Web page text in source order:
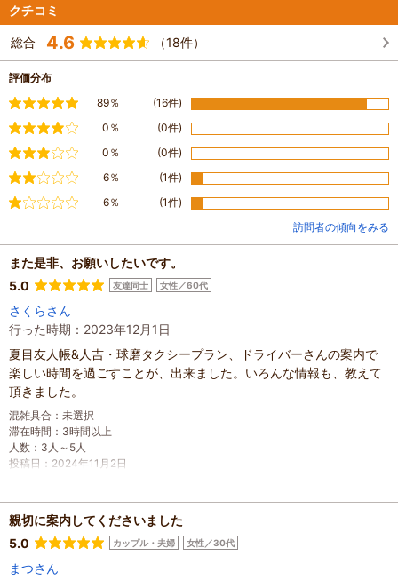
クチコミ
総合 4.6 （18件）
評価分布
満足89％ (16件)
やや満足
0％ (0件)
普通0％ (0件)
やや不満
6％ (1件)
6％
(1件)
訪問者の傾向をみる
また是非、お願いしたいです。
5.0
友達同士 女性／60代
さくらさん
行った時期：2023年12月1日
夏目友人帳&人吉・球磨タクシープラン、ドライバーさんの案内で
楽しい時間を過ごすことが、出来ました。いろんな情報も、教えて
頂きました。
混雑具合 ： 未選択
滞在時間 ： 3時間以上
人数 ： 3人～5人
投稿日 ： 2024年11月2日
親切に案内してくださいました
5.0
カップル・夫婦 女性／30代
まつさん